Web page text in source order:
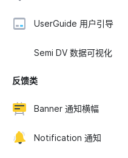
UserGuide 用户引导
Semi DV 数据可视化
反馈类
Banner 通知横幅
Notification 通知